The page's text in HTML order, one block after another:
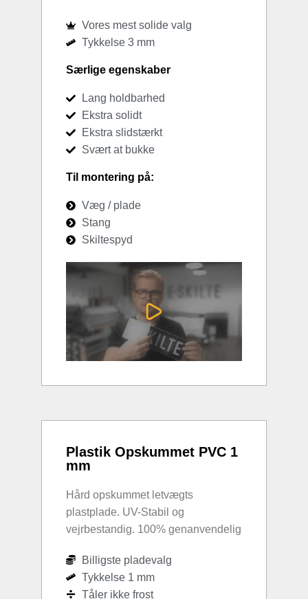
Vores mest solide valg
Tykkelse 3 mm
Særlige egenskaber
Lang holdbarhed
Ekstra solidt
Ekstra slidstærkt
Svært at bukke
Til montering på:
Væg / plade
Stang
Skiltespyd
Plastik Opskummet PVC 1
mm
Hård opskummet letvægts
plastplade. UV-Stabil og
vejrbestandig. 100% genanvendelig
Billigste pladevalg
Tykkelse 1 mm
Tåler ikke frost